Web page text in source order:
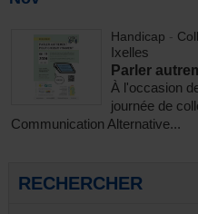
Handicap -
Ixelles
Parler
À l'occasion
journée de
Communication Alternative...
RECHERCHER